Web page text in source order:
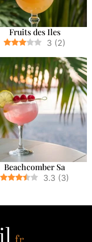
Fruits des Iles
3 (2)
Beachcomber Sa
3.3 (3)